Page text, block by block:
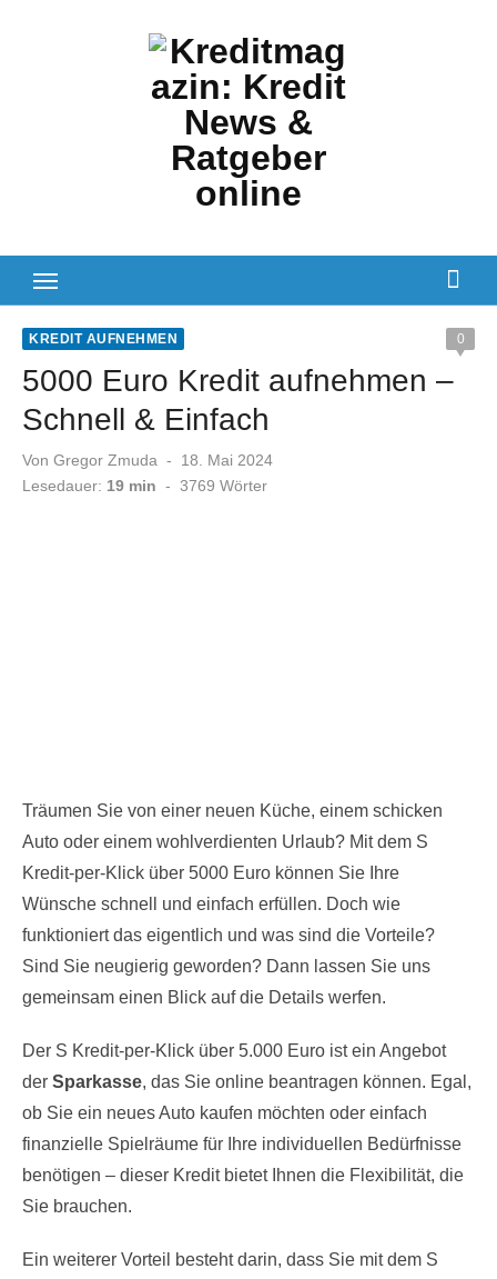
KREDIT AUFNEHMEN 0
5000 Euro Kredit aufnehmen –
Schnell & Einfach
Von Gregor Zmuda
Veröffentlicht
am
18. Mai 2024
Lesedauer: 19 min - 3769 Wörter
Träumen Sie von einer neuen Küche, einem schicken
Auto oder einem wohlverdienten Urlaub? Mit dem S
Kredit-per-Klick über 5000 Euro können Sie Ihre
Wünsche schnell und einfach erfüllen. Doch wie
funktioniert das eigentlich und was sind die Vorteile?
Sind Sie neugierig geworden? Dann lassen Sie uns
gemeinsam einen Blick auf die Details werfen.
Der S Kredit-per-Klick über 5.000 Euro ist ein Angebot
der Sparkasse, das Sie online beantragen können. Egal,
ob Sie ein neues Auto kaufen möchten oder einfach
finanzielle Spielräume für Ihre individuellen Bedürfnisse
benötigen – dieser Kredit bietet Ihnen die Flexibilität, die
Sie brauchen.
Ein weiterer Vorteil besteht darin, dass Sie mit dem S